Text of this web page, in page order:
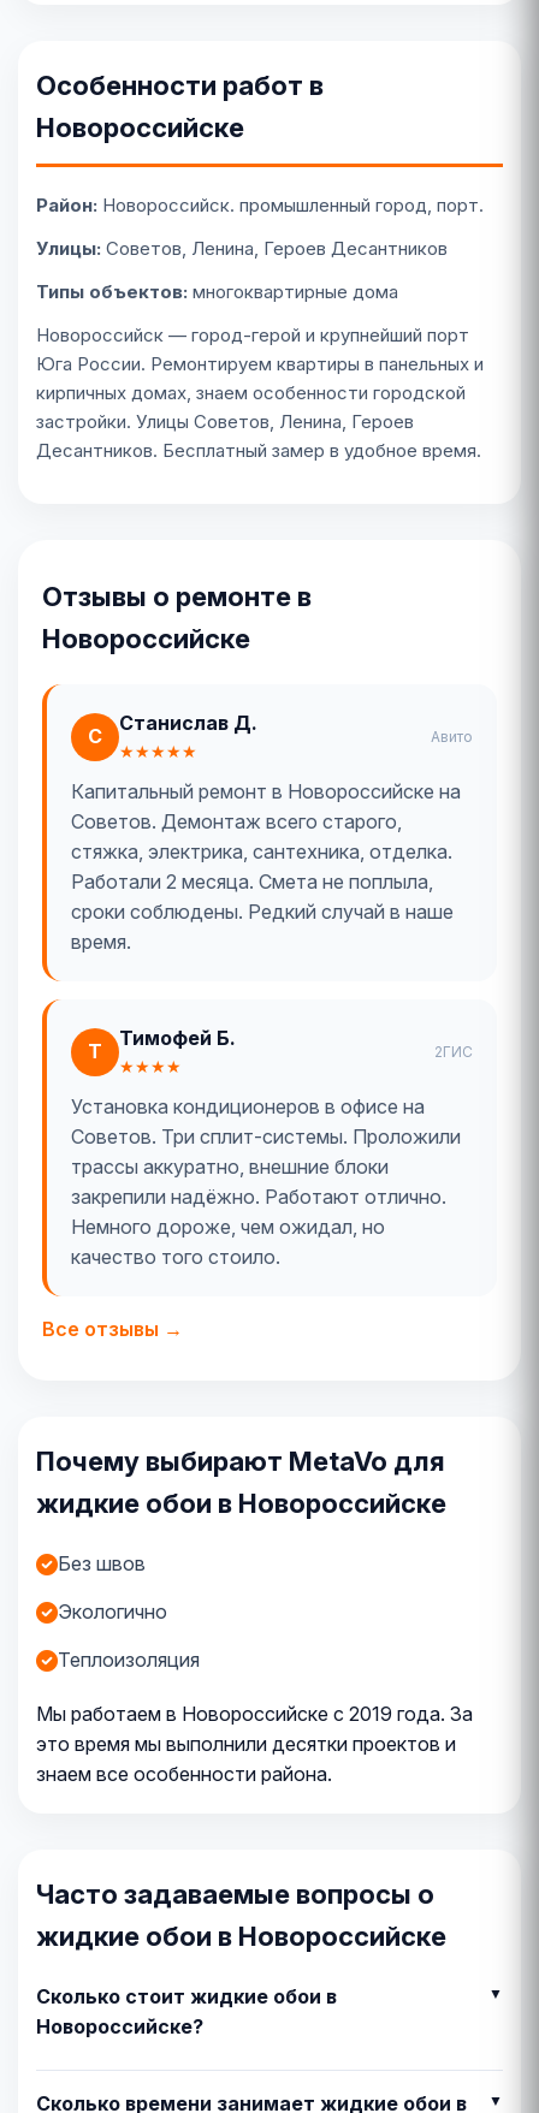
Особенности работ в
Новороссийске
Район: Новороссийск. промышленный город, порт.
Улицы: Советов, Ленина, Героев Десантников
Типы объектов: многоквартирные дома
Новороссийск — город-герой и крупнейший порт
Юга России. Ремонтируем квартиры в панельных и
кирпичных домах, знаем особенности городской
застройки. Улицы Советов, Ленина, Героев
Десантников. Бесплатный замер в удобное время.
Отзывы о ремонте в
Новороссийске
С
Станислав Д.
★★★★★
Авито
Капитальный ремонт в Новороссийске на
Советов. Демонтаж всего старого,
стяжка, электрика, сантехника, отделка.
Работали 2 месяца. Смета не поплыла,
сроки соблюдены. Редкий случай в наше
время.
Т
Тимофей Б.
★★★★
2ГИС
Установка кондиционеров в офисе на
Советов. Три сплит-системы. Проложили
трассы аккуратно, внешние блоки
закрепили надёжно. Работают отлично.
Немного дороже, чем ожидал, но
качество того стоило.
Все отзывы →
Почему выбирают MetaVo для
жидкие обои в Новороссийске
Без швов
Экологично
Теплоизоляция
Мы работаем в Новороссийске с 2019 года. За
это время мы выполнили десятки проектов и
знаем все особенности района.
Часто задаваемые вопросы о
жидкие обои в Новороссийске
Сколько стоит жидкие обои в
Новороссийске?
Сколько времени занимает жидкие обои в